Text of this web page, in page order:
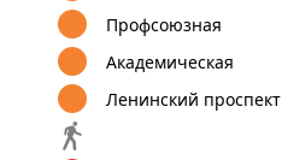
Профсоюзная
Академическая
Ленинский проспект